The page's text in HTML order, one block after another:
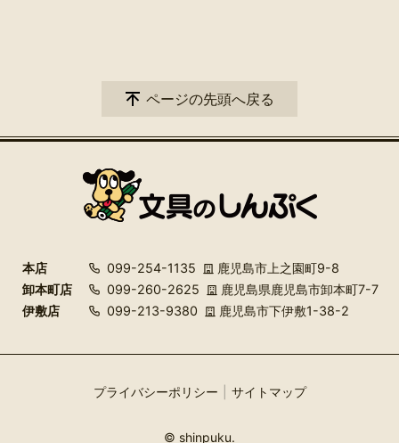
ページの先頭へ戻る
本店 099-254-1135
鹿児島市上之園町9-8
卸本町店
099-260-2625
鹿児島県鹿児島市卸本町7-7
伊敷店
099-213-9380 鹿児島市下伊敷1-38-2
プライバシーポリシー サイトマップ
© shinpuku.